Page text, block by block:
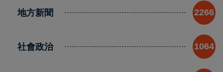
地方新聞 2266
社會政治 1064